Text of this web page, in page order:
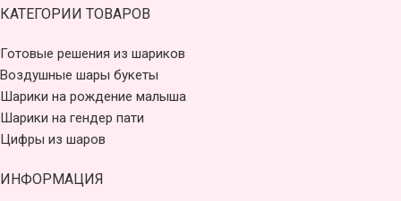
КАТЕГОРИИ ТОВАРОВ
Готовые решения из шариков
Воздушные шары букеты
Шарики на рождение малыша
Шарики на гендер пати
Цифры из шаров
ИНФОРМАЦИЯ